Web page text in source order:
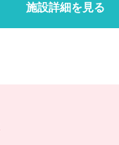
施設詳細を見る